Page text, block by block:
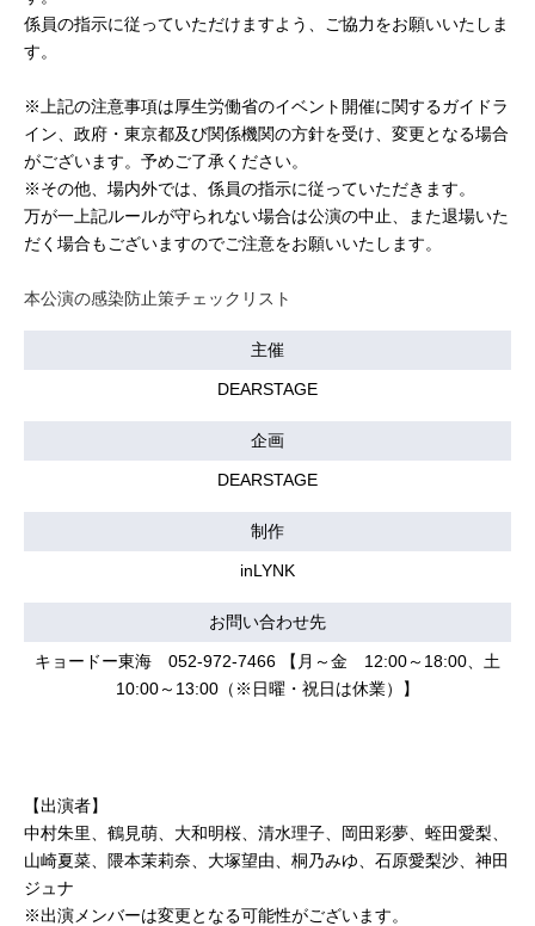
係員の指示に従っていただけますよう、ご協力をお願いいたしま
す。
※上記の注意事項は厚生労働省のイベント開催に関するガイドラ
イン、政府・東京都及び関係機関の方針を受け、変更となる場合
がございます。予めご了承ください。
※その他、場内外では、係員の指示に従っていただきます。
万が一上記ルールが守られない場合は公演の中止、また退場いた
だく場合もございますのでご注意をお願いいたします。
本公演の感染防止策チェックリスト
主催
DEARSTAGE
企画
DEARSTAGE
制作
inLYNK
お問い合わせ先
キョードー東海 052-972-7466 【月～金 12:00～18:00、土
10:00～13:00（※日曜・祝日は休業）】
【出演者】
中村朱里、鶴見萌、大和明桜、清水理子、岡田彩夢、蛭田愛梨、
山崎夏菜、隈本茉莉奈、大塚望由、桐乃みゆ、石原愛梨沙、神田
ジュナ
※出演メンバーは変更となる可能性がございます。